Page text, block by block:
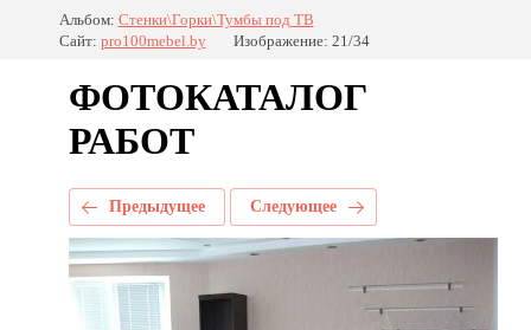
Альбом: Стенки\Горки\Тумбы под ТВ
Сайт: pro100mebel.by Изображение: 21/34
ФОТОКАТАЛОГ
РАБОТ
Предыдущее Следующее